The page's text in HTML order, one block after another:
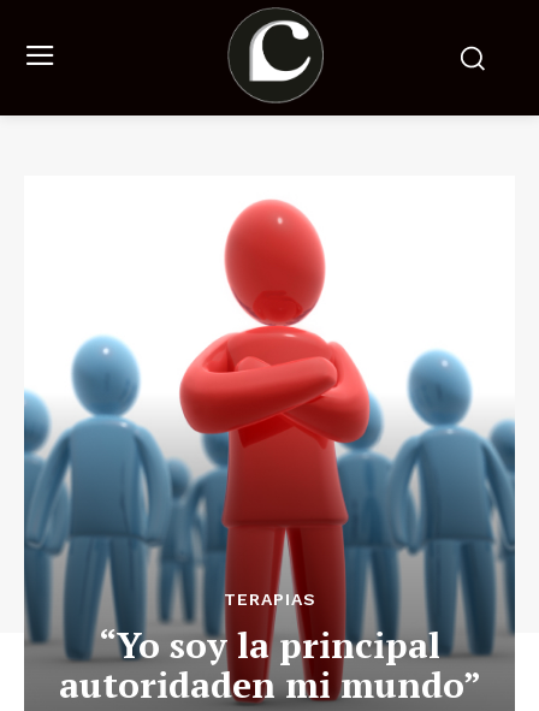
TERAPIAS
“Yo soy la principal
autoridaden mi mundo”